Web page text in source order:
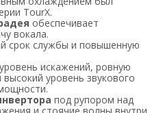
TourX.
обеспечивает
вокала.
срок службы и повышенную
искажений, ровную
уровень звукового
под рупором над
и стоячие волны внутри